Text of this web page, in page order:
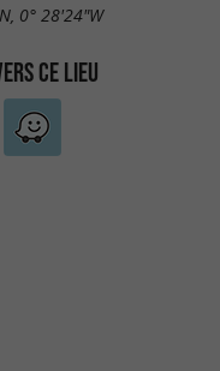
0° 28'24"W
CE LIEU